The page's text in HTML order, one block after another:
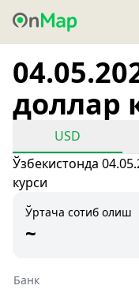
доллар
USD
Ўзбекистонда
курси
Ўртача сотиб олиш
~
Банк